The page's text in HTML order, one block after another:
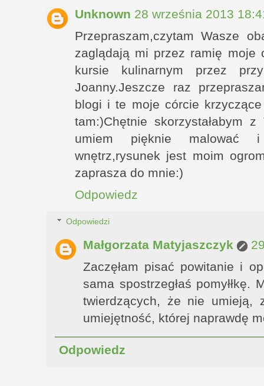
Unknown 28 września 2013
Przepraszam,czytam Wasze
zaglądają mi przez ramię moje
kursie kulinarnym przez
Joanny.Jeszcze raz
blogi i te moje córcie
tam:)Chętnie skorzystałabym
umiem pięknie malować
wnętrz,rysunek jest moim
zaprasza do mnie:)
Odpowiedz
Odpowiedzi
Małgorzata Matyjaszczyk
Zaczęłam pisać powitanie i
sama spostrzegłaś
twierdzących, że nie umieją,
umiejętność, której naprawdę
Odpowiedz